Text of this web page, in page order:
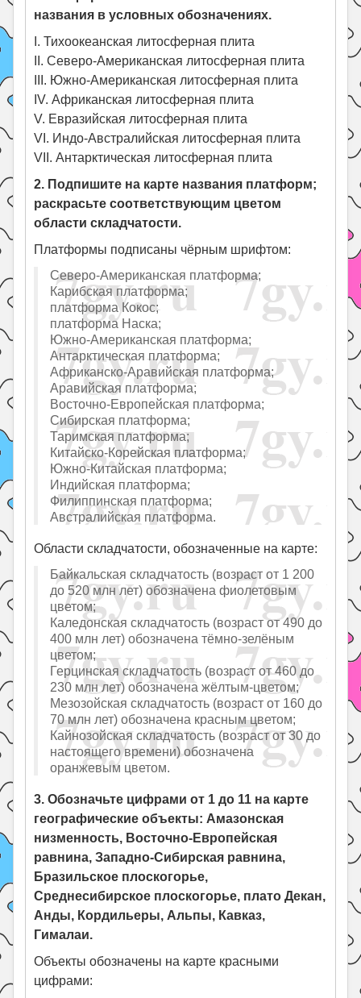
названия в условных обозначениях.
I. Тихоокеанская литосферная плита
II. Северо-Американская литосферная плита
III. Южно-Американская литосферная плита
IV. Африканская литосферная плита
V. Евразийская литосферная плита
VI. Индо-Австралийская литосферная плита
VII. Антарктическая литосферная плита
2. Подпишите на карте названия платформ;
раскрасьте соответствующим цветом
области складчатости.
Платформы подписаны чёрным шрифтом:
Северо-Американская платформа;
Карибская платформа;
платформа Кокос;
платформа Наска;
Южно-Американская платформа;
Антарктическая платформа;
Африканско-Аравийская платформа;
Аравийская платформа;
Восточно-Европейская платформа;
Сибирская платформа;
Таримская платформа;
Китайско-Корейская платформа;
Южно-Китайская платформа;
Индийская платформа;
Филиппинская платформа;
Австралийская платформа.
Области складчатости, обозначенные на карте:
Байкальская складчатость (возраст от 1 200
до 520 млн лет) обозначена фиолетовым
цветом;
Каледонская складчатость (возраст от 490 до
400 млн лет) обозначена тёмно-зелёным
цветом;
Герцинская складчатость (возраст от 460 до
230 млн лет) обозначена жёлтым-цветом;
Мезозойская складчатость (возраст от 160 до
70 млн лет) обозначена красным цветом;
Кайнозойская складчатость (возраст от 30 до
настоящего времени) обозначена
оранжевым цветом.
3. Обозначьте цифрами от 1 до 11 на карте
географические объекты: Амазонская
низменность, Восточно-Европейская
равнина, Западно-Сибирская равнина,
Бразильское плоскогорье,
Среднесибирское плоскогорье, плато Декан,
Анды, Кордильеры, Альпы, Кавказ,
Гималаи.
Объекты обозначены на карте красными
цифрами: